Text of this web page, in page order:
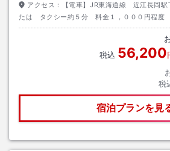
アクセス：
【電車】JR東海道線 近江長岡
たは タクシー約５分 料金１，０００円程
米原Ｉ．Ｃより 国道２１号線／県道１９号線
税込 56,200
税
宿泊プランを見